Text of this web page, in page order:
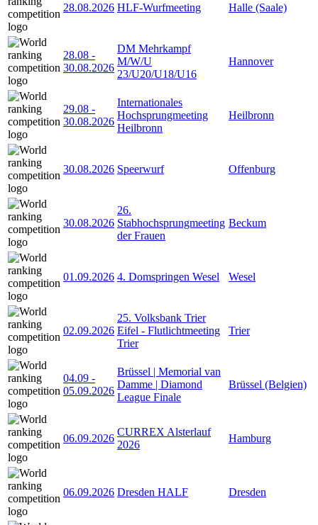
28.08.2026 HLF-Wurfmeeting Halle (Saale)
28.08 -
30.08.2026
DM Mehrkampf
M/W/U
23/U20/U18/U16
Hannover
29.08 -
30.08.2026
Internationales
Hochsprungmeeting
Heilbronn
Heilbronn
30.08.2026 Speerwurf Offenburg
30.08.2026
26.
Stabhochsprungmeeting
der Frauen
Beckum
01.09.2026 4. Domspringen Wesel Wesel
02.09.2026
25. Volksbank Trier
Eifel - Flutlichtmeeting
Trier
Trier
04.09 -
05.09.2026
Brüssel | Memorial van
Damme | Diamond
League Finale
Brüssel (Belgien)
06.09.2026
CURREX Alsterlauf
2026
Hamburg
06.09.2026 Dresden HALF Dresden